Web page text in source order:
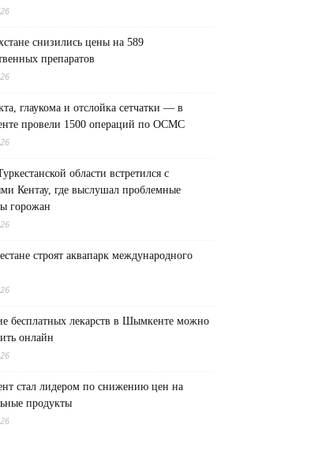
снизились цены на 589
препаратов
глаукома и отслойка сетчатки — в
провели 1500 операций по ОСМС
области встретился с
Кентау, где выслушал проблемные
горожан
строят аквапарк международного
бесплатных лекарств в Шымкенте можно
онлайн
стал лидером по снижению цен на
продукты